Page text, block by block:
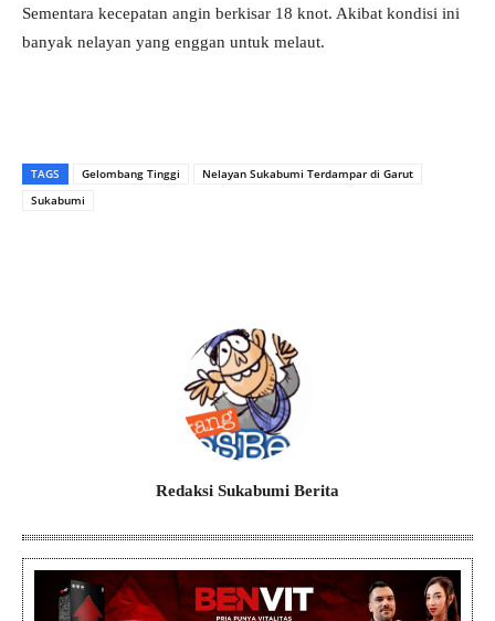
Sementara kecepatan angin berkisar 18 knot. Akibat kondisi ini
banyak nelayan yang enggan untuk melaut.
TAGS Gelombang Tinggi
Nelayan Sukabumi Terdampar di Garut
Sukabumi
Redaksi Sukabumi Berita